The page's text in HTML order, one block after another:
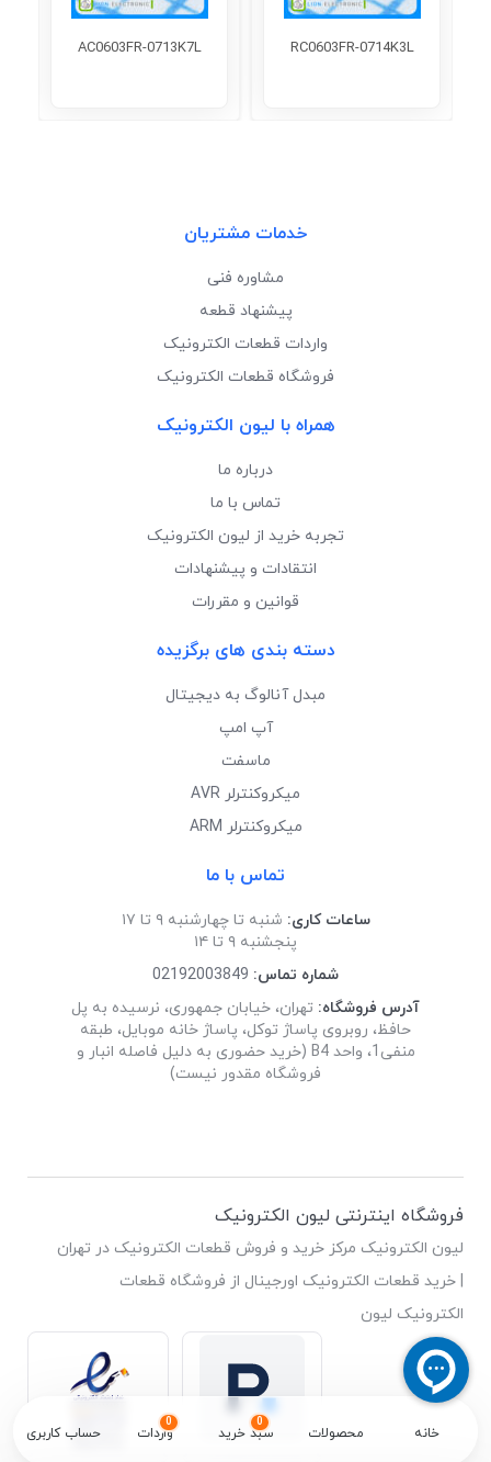
خانه محصولات
0
سبد خرید
0
واردات حساب کاربری
RC0603FR-0714K3L
AC0603FR-0713K7L
خدمات مشتریان
مشاوره فنی
پیشنهاد قطعه
واردات قطعات الکترونیک
فروشگاه قطعات الکترونیک
همراه با لیون الکترونیک
درباره ما
تماس با ما
تجربه خرید از لیون الکترونیک
انتقادات و پیشنهادات
قوانین و مقررات
دسته بندی های برگزیده
مبدل آنالوگ به دیجیتال
آپ امپ
ماسفت
میکروکنترلر AVR
میکروکنترلر ARM
تماس با ما
ساعات کاری: شنبه تا چهارشنبه ۹ تا ۱۷
پنجشنبه ۹ تا ۱۴
شماره تماس: 02192003849
آدرس فروشگاه: تهران، خیابان جمهوری، نرسیده به پل
حافظ، روبروی پاساژ توکل، پاساژ خانه موبایل، طبقه
منفی1، واحد B4 (خرید حضوری به دلیل فاصله انبار و
فروشگاه مقدور نیست)
فروشگاه اینترنتی لیون الکترونیک
لیون الکترونیک مرکز خرید و فروش قطعات الکترونیک در تهران
| خرید قطعات الکترونیک اورجینال از فروشگاه قطعات
الکترونیک لیون